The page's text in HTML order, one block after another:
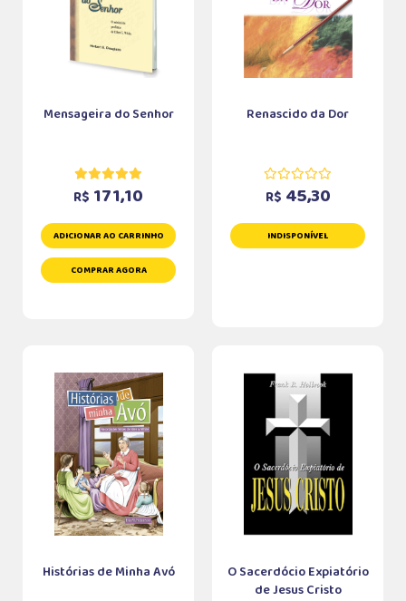
Mensageira do Senhor
R$ 171,10
ADICIONAR AO CARRINHO
COMPRAR AGORA
Renascido da Dor
R$ 45,30
INDISPONÍVEL
Histórias de Minha Avó
O Sacerdócio Expiatório
de Jesus Cristo